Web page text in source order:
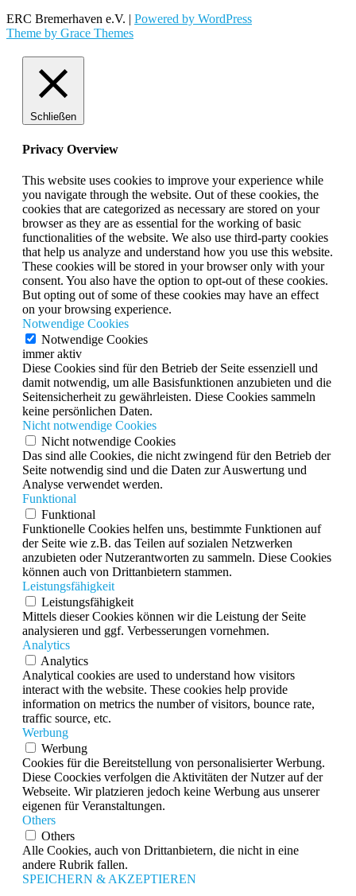
ERC Bremerhaven e.V. | Powered by WordPress
Theme by Grace Themes
Schließen
Privacy Overview
This website uses cookies to improve your experience while
you navigate through the website. Out of these cookies, the
cookies that are categorized as necessary are stored on your
browser as they are as essential for the working of basic
functionalities of the website. We also use third-party cookies
that help us analyze and understand how you use this website.
These cookies will be stored in your browser only with your
consent. You also have the option to opt-out of these cookies.
But opting out of some of these cookies may have an effect
on your browsing experience.
Notwendige Cookies
Notwendige Cookies
immer aktiv
Diese Cookies sind für den Betrieb der Seite essenziell und
damit notwendig, um alle Basisfunktionen anzubieten und die
Seitensicherheit zu gewährleisten. Diese Cookies sammeln
keine persönlichen Daten.
Nicht notwendige Cookies
Nicht notwendige Cookies
Das sind alle Cookies, die nicht zwingend für den Betrieb der
Seite notwendig sind und die Daten zur Auswertung und
Analyse verwendet werden.
Funktional
Funktional
Funktionelle Cookies helfen uns, bestimmte Funktionen auf
der Seite wie z.B. das Teilen auf sozialen Netzwerken
anzubieten oder Nutzerantworten zu sammeln. Diese Cookies
können auch von Drittanbietern stammen.
Leistungsfähigkeit
Leistungsfähigkeit
Mittels dieser Cookies können wir die Leistung der Seite
analysieren und ggf. Verbesserungen vornehmen.
Analytics
Analytics
Analytical cookies are used to understand how visitors
interact with the website. These cookies help provide
information on metrics the number of visitors, bounce rate,
traffic source, etc.
Werbung
Werbung
Cookies für die Bereitstellung von personalisierter Werbung.
Diese Coockies verfolgen die Aktivitäten der Nutzer auf der
Webseite. Wir platzieren jedoch keine Werbung aus unserer
eigenen für Veranstaltungen.
Others
Others
Alle Cookies, auch von Drittanbietern, die nicht in eine
andere Rubrik fallen.
SPEICHERN & AKZEPTIEREN